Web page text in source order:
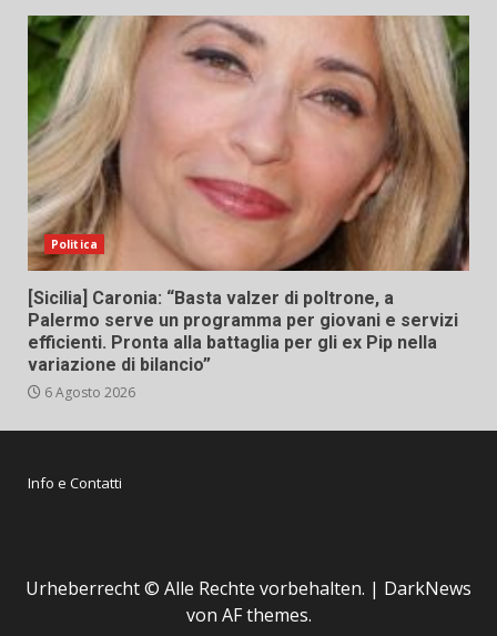
Politica
[Sicilia] Caronia: “Basta valzer di poltrone, a
Palermo serve un programma per giovani e servizi
efficienti. Pronta alla battaglia per gli ex Pip nella
variazione di bilancio”
6 Agosto 2026
Info e Contatti
Urheberrecht © Alle Rechte vorbehalten. | DarkNews
von AF themes.